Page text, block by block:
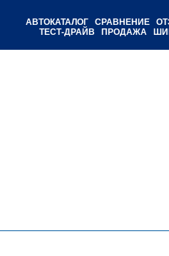
АВТОКАТАЛОГ СРАВНЕНИЕ
ТЕСТ-ДРАЙВ
ПРОДАЖА